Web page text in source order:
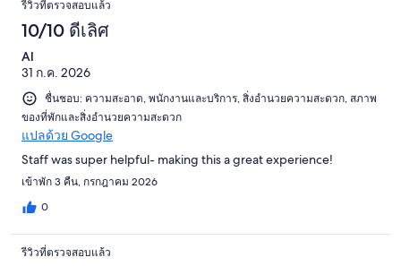
จาก
1008
รีวิว
รีวิวที่ตรวจสอบแล้ว
10/10 ดีเลิศ
Al
31 ก.ค. 2026
ชื่นชอบ: ความสะอาด, พนักงานและบริการ, สิ่งอำนวยความสะดวก, สภาพ
ของที่พักและสิ่งอำนวยความสะดวก
แปลด้วย Google
Staff was super helpful- making this a great experience!
เข้าพัก 3 คืน, กรกฎาคม 2026
0
รีวิวที่ตรวจสอบแล้ว